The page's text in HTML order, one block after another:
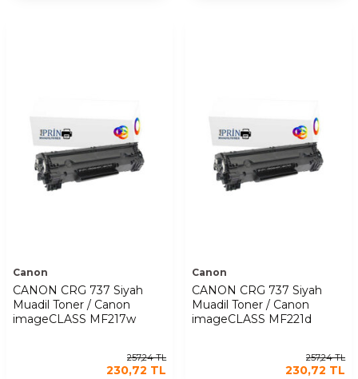
Canon
CANON CRG 737 Siyah
Muadil Toner / Canon
imageCLASS MF217w
257,24TL
230,72 TL
Canon
CANON CRG 737 Siyah
Muadil Toner / Canon
imageCLASS MF221d
257,24TL
230,72 TL